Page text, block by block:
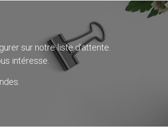
sur notre liste d'attente.
intéresse.